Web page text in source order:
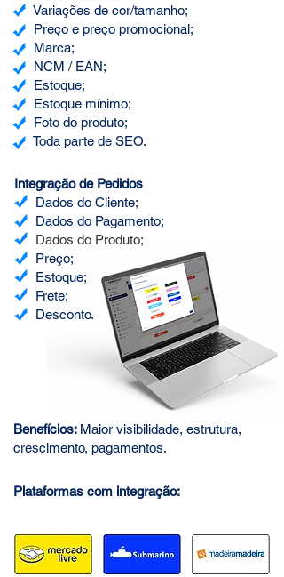
Variações de cor/tamanho;
Preço e preço promocional;
Marca;
NCM / EAN;
Estoque;
Estoque mínimo;
Foto do produto;
Toda parte de SEO.
Integração de Pedidos
Dados do Cliente;
Dados do Pagamento;
Dados do Produto;
Preço;
Estoque;
Frete;
Desconto.
Benefícios: Maior visibilidade, estrutura,
crescimento, pagamentos.
Plataformas com integração: